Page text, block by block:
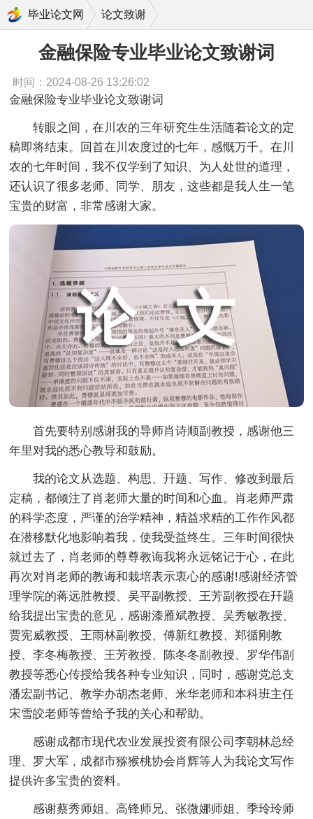
毕业论文网 论文致谢
金融保险专业毕业论文致谢词
时间：2024-08-26 13:26:02
金融保险专业毕业论文致谢词
转眼之间，在川农的三年研究生生活随着论文的定
稿即将结束。回首在川农度过的七年，感慨万千。在川
农的七年时间，我不仅学到了知识、为人处世的道理，
还认识了很多老师、同学、朋友，这些都是我人生一笔
宝贵的财富，非常感谢大家。
首先要特别感谢我的导师肖诗顺副教授，感谢他三
年里对我的悉心教导和鼓励。
我的论文从选题、构思、幵题、写作、修改到最后
定稿，都倾注了肖老师大量的时间和心血。肖老师严肃
的科学态度，严谨的治学精神，精益求精的工作作风都
在潜移默化地影响着我，使我受益终生。三年时间很快
就过去了，肖老师的尊尊教诲我将永远铭记于心，在此
再次对肖老师的教诲和栽培表示衷心的感谢!感谢经济管
理学院的蒋远胜教授、吴平副教授、王芳副教授在幵题
给我提出宝贵的意见，感谢漆雁斌教授、吴秀敏教授、
贾宪威教授、王雨林副教授、傅新红教授、郑循刚教
授、李冬梅教授、王芳教授、陈冬冬副教授、罗华伟副
教授等悉心传授给我各种专业知识，同时，感谢党总支
潘宏副书记、教学办胡杰老师、米华老师和本科班主任
宋雪皎老师等曾给予我的关心和帮助。
感谢成都市现代农业发展投资有限公司李朝林总经
理、罗大军，成都市猕猴桃协会肖辉等人为我论文写作
提供许多宝贵的资料。
感谢蔡秀师姐、高锋师兄、张微娜师姐、季玲玲师